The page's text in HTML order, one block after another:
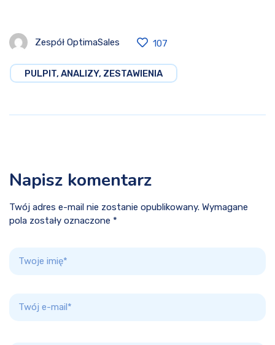
Zespół OptimaSales 107
PULPIT, ANALIZY, ZESTAWIENIA
Napisz komentarz
Twój adres e-mail nie zostanie opublikowany. Wymagane
pola zostały oznaczone *